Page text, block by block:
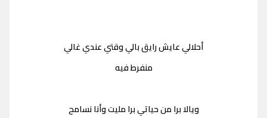
أحلالي عايش رايق بالي وقتي عندي غالي
منفرط فيه
ويالا برا من حياتي برا مليت وأنا نسامح